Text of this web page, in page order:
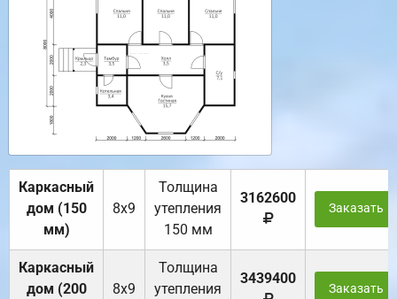
Каркасный
дом (150
мм)
8х9
Толщина
утепления
150 мм
3162600
Заказать
Каркасный
дом (200
8х9
Толщина
утепления
3439400
Заказать